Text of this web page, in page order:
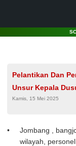
Pelantikan Dan
Unsur Kepala
Keuangan Desa
Kamis, 15 Mei 2025
Jombang ,
wilayah,